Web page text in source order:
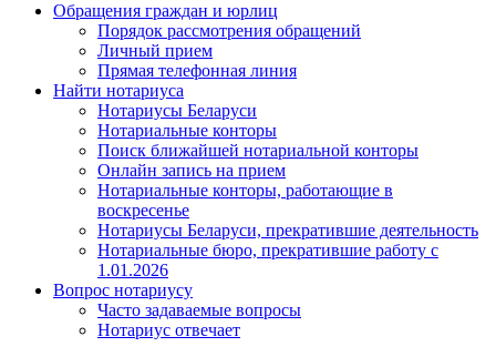
Обращения граждан и юрлиц
Порядок рассмотрения обращений
Личный прием
Прямая телефонная линия
Найти нотариуса
Нотариусы Беларуси
Нотариальные конторы
Поиск ближайшей нотариальной конторы
Онлайн запись на прием
Нотариальные конторы, работающие в
воскресенье
Нотариусы Беларуси, прекратившие деятельность
Нотариальные бюро, прекратившие работу с
1.01.2026
Вопрос нотариусу
Часто задаваемые вопросы
Нотариус отвечает